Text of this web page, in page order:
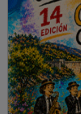
como motor de
Guarinos puso en
protagonistas,
momento, sino
Álex Roca el
ejemplo vivo de lo
Asimismo, resaltó
encarna Javier
local,